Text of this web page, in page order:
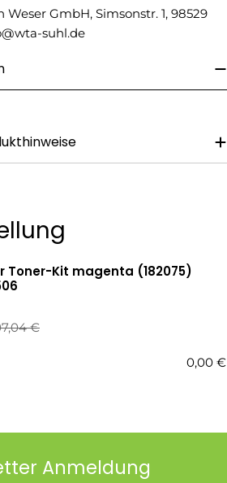
Weser GmbH, Simsonstr. 1, 98529
suhl.de
Toner-Kit magenta (182075)
€
0,00 €
Anmeldung